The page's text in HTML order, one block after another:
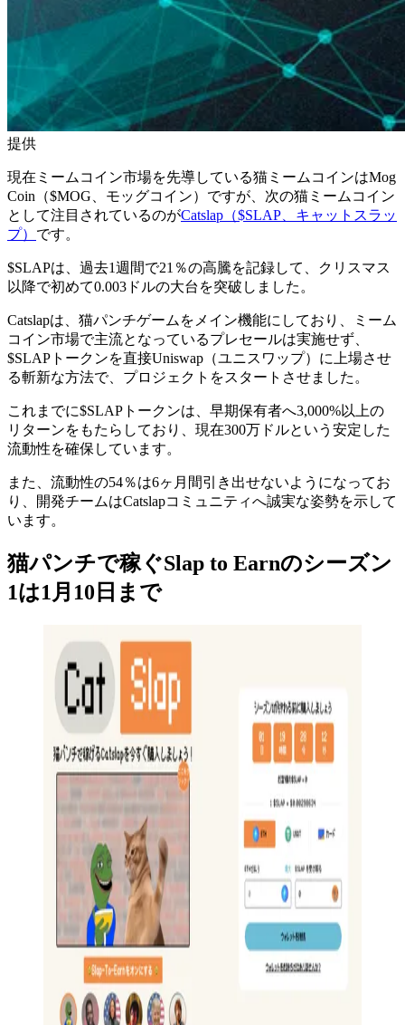
提供
現在ミームコイン市場を先導している猫ミームコインはMog
Coin（$MOG、モッグコイン）ですが、次の猫ミームコイン
として注目されているのがCatslap（$SLAP、キャットスラッ
プ） です。
$SLAPは、過去1週間で21％の高騰を記録して、クリスマス
以降で初めて0.003ドルの大台を突破しました。
Catslapは、猫パンチゲームをメイン機能にしており、ミーム
コイン市場で主流となっているプレセールは実施せず、
$SLAPトークンを直接Uniswap（ユニスワップ）に上場させ
る斬新な方法で、プロジェクトをスタートさせました。
これまでに$SLAPトークンは、早期保有者へ3,000%以上の
リターンをもたらしており、現在300万ドルという安定した
流動性を確保しています。
また、流動性の54％は6ヶ月間引き出せないようになってお
り、開発チームはCatslapコミュニティへ誠実な姿勢を示して
います。
猫パンチで稼ぐSlap to Earnのシーズン
1は1月10日まで